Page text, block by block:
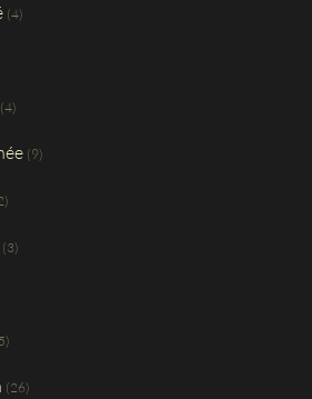
(4)
(4)
(9)
(3)
(26)